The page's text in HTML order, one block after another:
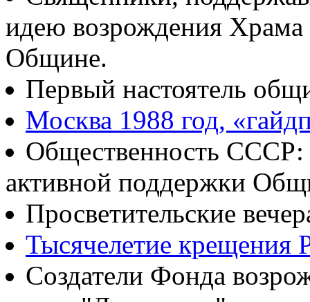
идею возрождения
Общине.
Первый настоятель
Москва 1988 год,
Общественность СССР:
активной поддержки
Просветительские
Тысячелетие крещения
Создатели Фонда